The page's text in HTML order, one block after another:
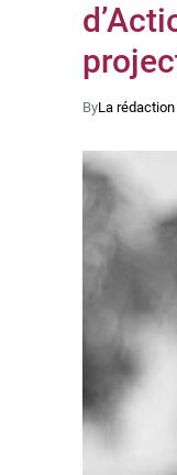
ByLa rédaction